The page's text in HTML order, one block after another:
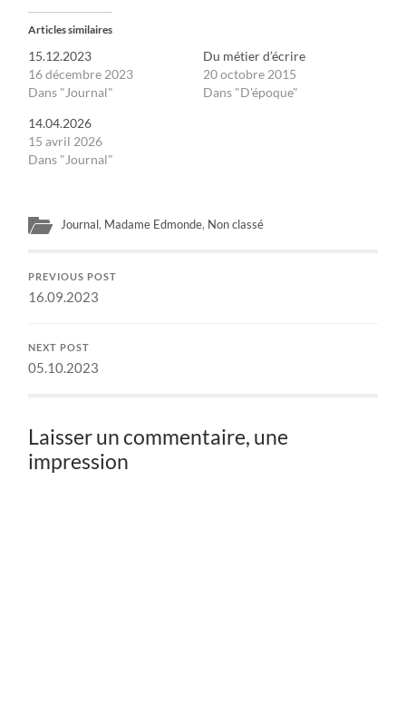
Articles similaires
15.12.2023
16 décembre 2023
Dans "Journal"
Du métier d’écrire
20 octobre 2015
Dans "D'époque"
14.04.2026
15 avril 2026
Dans "Journal"
Journal, Madame Edmonde, Non classé
PREVIOUS POST
16.09.2023
NEXT POST
05.10.2023
Laisser un commentaire, une
impression